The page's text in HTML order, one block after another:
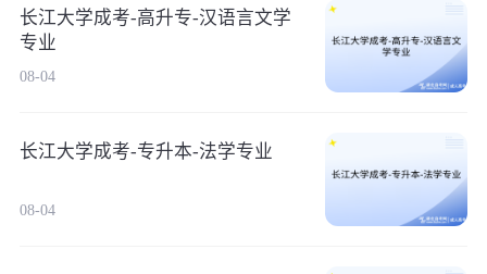
长江大学成考-高升专-汉语言文学
专业
08-04
长江大学成考-专升本-法学专业
08-04